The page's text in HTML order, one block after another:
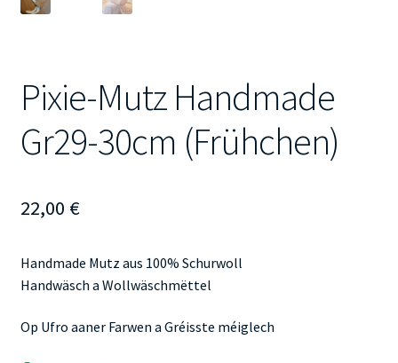
Pixie-Mutz Handmade
Gr29-30cm (Frühchen)
22,00 €
Handmade Mutz aus 100% Schurwoll
Handwäsch a Wollwäschmëttel
Op Ufro aaner Farwen a Gréisste méiglech